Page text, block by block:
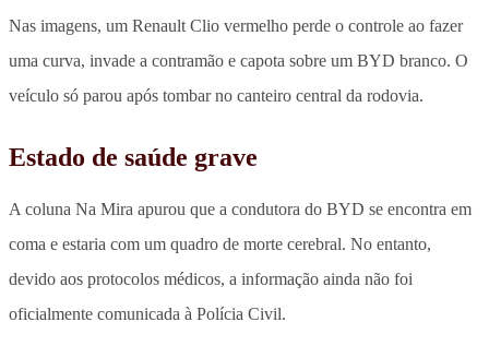
Nas imagens, um Renault Clio vermelho perde o controle ao fazer
uma curva, invade a contramão e capota sobre um BYD branco. O
veículo só parou após tombar no canteiro central da rodovia.
Estado de saúde grave
A coluna Na Mira apurou que a condutora do BYD se encontra em
coma e estaria com um quadro de morte cerebral. No entanto,
devido aos protocolos médicos, a informação ainda não foi
oficialmente comunicada à Polícia Civil.